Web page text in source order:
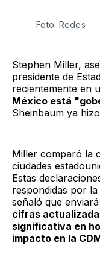
Foto: Redes
Stephen Miller,
presidente de
recientemente en
México está
Sheinbaum ya
Miller comparó la
ciudades
Estas
respondidas por
señaló que
cifras
significativa en
impacto en la